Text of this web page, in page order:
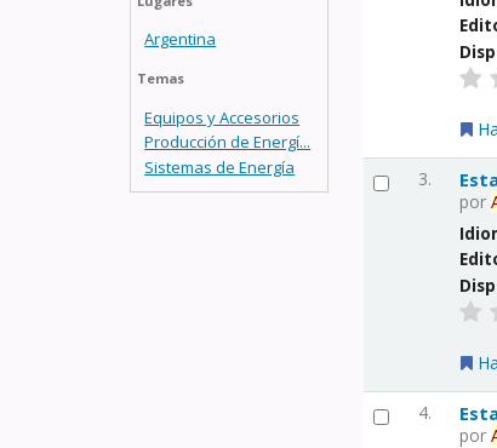
Argentina
Temas
Equipos y Accesorios
Producción de Energí...
Sistemas de Energía
3.
por
4.
por